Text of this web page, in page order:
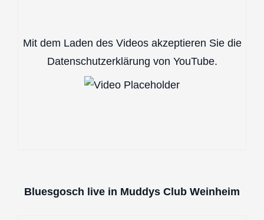
Mit dem Laden des Videos akzeptieren Sie die
Datenschutzerklärung von YouTube.
Bluesgosch live in Muddys Club Weinheim